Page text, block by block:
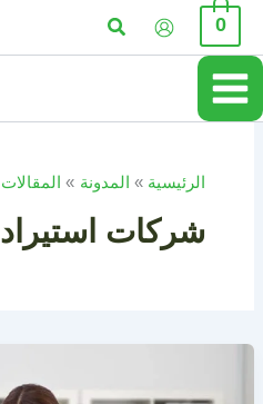
تخطي
المحتوى
0 البحث
الرئيسية المدونة المقالات
شركات استيراد